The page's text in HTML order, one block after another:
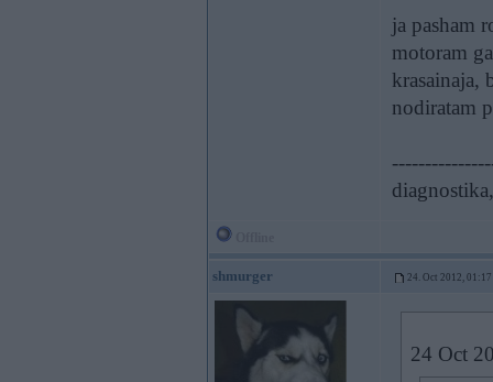
ja pasham
motoram
krasainaja,
nodiratam
shmurger 24. Oct 2012, 01:17
24 Oct